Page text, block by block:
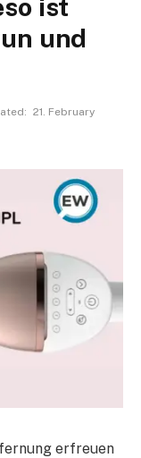
ist
und
21. February
erfreuen